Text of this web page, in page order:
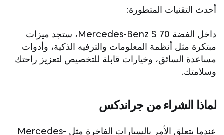
أحدث التقنيات المتطورة:
داخل الفضة Mercedes-Benz S 70، ستجد ميزات
مبتكرة مثل أنظمة المعلومات والترفيه الذكية، وأدوات
مساعدة السائق، وخيارات قابلة للتخصيص لتعزيز راحتك
وسلامتك.
لماذا الشراء من جراندكس
عندما يتعلق الأمر بالسيارات الفاخرة مثل Mercedes-